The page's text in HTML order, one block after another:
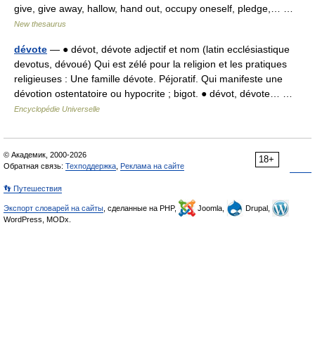
give, give away, hallow, hand out, occupy oneself, pledge,… …
New thesaurus
dévote — ● dévot, dévote adjectif et nom (latin ecclésiastique
devotus, dévoué) Qui est zélé pour la religion et les pratiques
religieuses : Une famille dévote. Péjoratif. Qui manifeste une
dévotion ostentatoire ou hypocrite ; bigot. ● dévot, dévote… …
Encyclopédie Universelle
18+
© Академик, 2000-2026
Обратная связь: Техподдержка Реклама на сайте
👣 Путешествия
Экспорт словарей на сайты , сделанные на PHP, Joomla,
Drupal,
WordPress, MODx.